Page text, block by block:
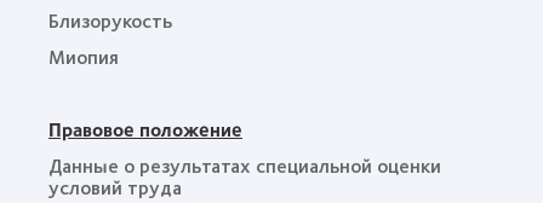
Близорукость
Миопия
Правовое положение
Данные о результатах специальной оценки
условий труда